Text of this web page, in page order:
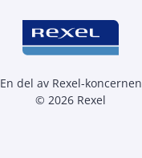
En del av Rexel-koncernen
© 2026 Rexel